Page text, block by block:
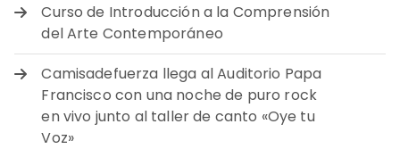
Curso de Introducción a la Comprensión
del Arte Contemporáneo
Camisadefuerza llega al Auditorio Papa
Francisco con una noche de puro rock
en vivo junto al taller de canto «Oye tu
Voz»